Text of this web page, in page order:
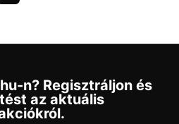
n? Regisztráljon és
az aktuális